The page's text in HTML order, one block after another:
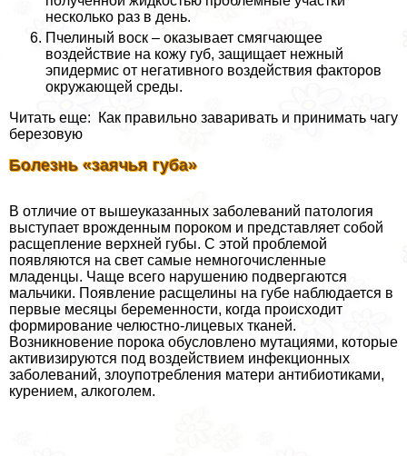
несколько раз в день.
Пчелиный воск – оказывает смягчающее
воздействие на кожу губ, защищает нежный
эпидермис от негативного воздействия факторов
окружающей среды.
Читать еще: Как правильно заваривать и принимать чагу
березовую
Болезнь «заячья губа»
В отличие от вышеуказанных заболеваний патология
выступает врожденным пороком и представляет собой
расщепление верхней губы. С этой проблемой
появляются на свет самые немногочисленные
младенцы. Чаще всего нарушению подвергаются
мальчики. Появление расщелины на губе наблюдается в
первые месяцы беременности, когда происходит
формирование челюстно-лицевых тканей.
Возникновение порока обусловлено мутациями, которые
активизируются под воздействием инфекционных
заболеваний, злоупотрeбления матери антибиотиками,
курением, алкоголем.